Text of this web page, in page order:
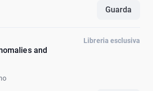
Guarda
and
Libreria esclusiva